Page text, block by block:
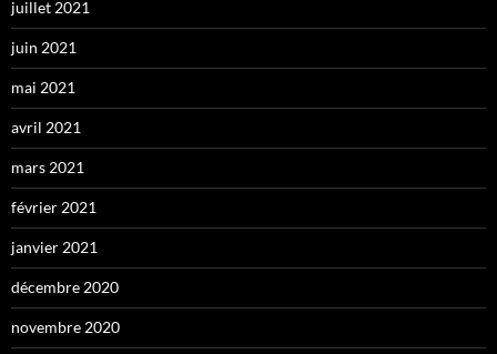
juillet 2021
juin 2021
mai 2021
avril 2021
mars 2021
février 2021
janvier 2021
décembre 2020
novembre 2020